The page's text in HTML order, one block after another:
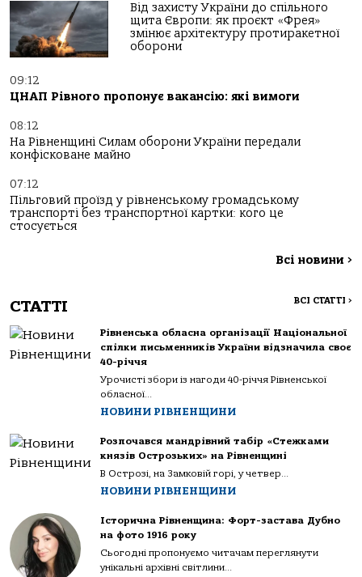
Від захисту України до спільного
щита Європи: як проєкт «Фрея»
змінює архітектуру протиракетної
оборони
09:12
ЦНАП Рівного пропонує вакансію: які вимоги
08:12
На Рівненщині Силам оборони України передали
конфісковане майно
07:12
Пільговий проїзд у рівненському громадському
транспорті без транспортної картки: кого це
стосується
Всі новини >
СТАТТІ ВСІ СТАТТІ >
Рівненська обласна організації Національної
спілки письменників України відзначила своє
40-річчя
Урочисті збори із нагоди 40-річчя Рівненської
обласної...
НОВИНИ РІВНЕНЩИНИ
Розпочався мандрівний табір «Стежками
князів Острозьких» на Рівненщині
В Острозі, на Замковій горі, у четвер...
НОВИНИ РІВНЕНЩИНИ
Історична Рівненщина: Форт-застава Дубно
на фото 1916 року
Сьогодні пропонуємо читачам переглянути
унікальні архівні світлини...